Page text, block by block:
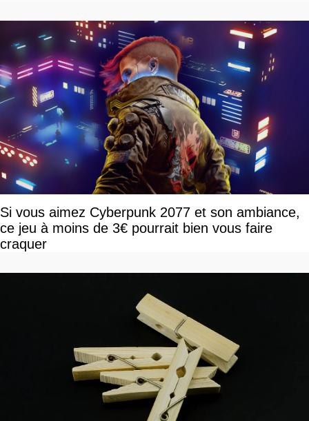
Si vous aimez Cyberpunk 2077 et son ambiance,
ce jeu à moins de 3€ pourrait bien vous faire
craquer